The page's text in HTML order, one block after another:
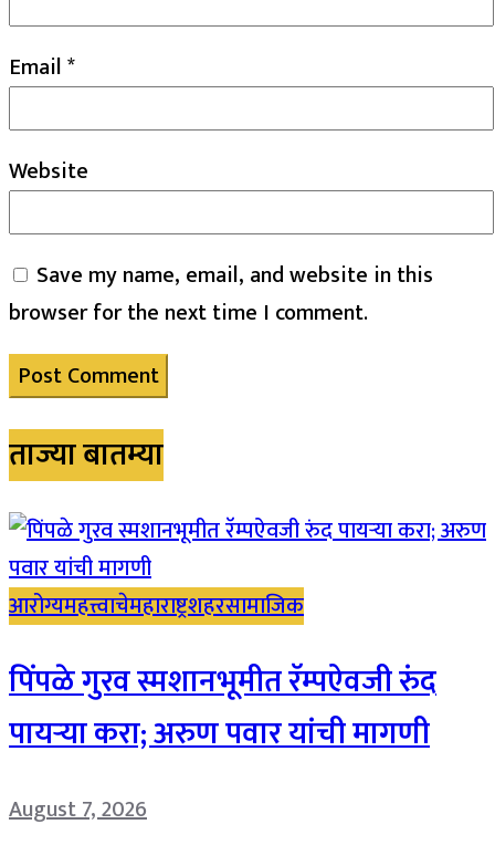
Email*
Website
Save my name, email, and website in this
browser for the next time I comment.
ताज्या बातम्या
आरोग्यमहत्त्वाचेमहाराष्ट्रशहरसामाजिक
पिंपळे गुरव स्मशानभूमीत रॅम्पऐवजी रुंद
पायऱ्या करा; अरुण पवार यांची मागणी
August 7, 2026